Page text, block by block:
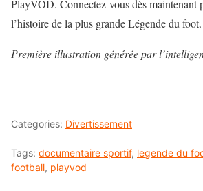
PlayVOD. Connectez-vous dès maintenant
l’histoire de la plus grande Légende du foot.
Première illustration générée par
Categories: Divertissement
Tags: documentaire sportif, legende du
football, playvod